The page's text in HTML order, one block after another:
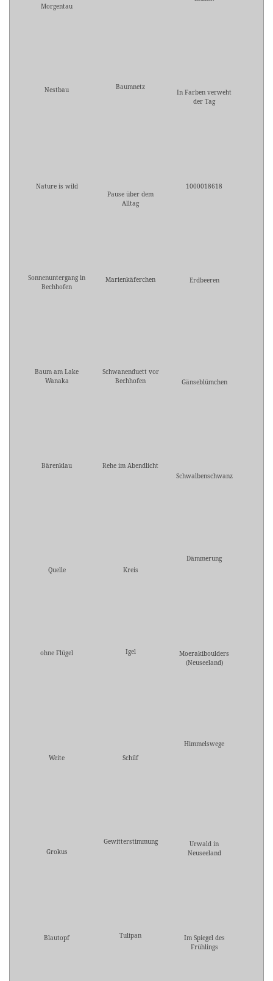
Morgentau
Nestbau Baumnetz
In Farben verweht
der Tag
Nature is wild
Pause über dem
Alltag
1000018618
Sonnenuntergang in
Bechhofen
Marienkäferchen Erdbeeren
Baum am Lake
Wanaka
Schwanenduett vor
Bechhofen
Gänseblümchen
Bärenklau
Rehe im Abendlicht
Schwalbenschwanz
Quelle Kreis
Dämmerung
ohne Flügel Igel
Moerakiboulders
(Neuseeland)
Weite Schilf
Himmelswege
Grokus
Gewitterstimmung
Urwald in
Neuseeland
Blautopf Tulipan
Im Spiegel des
Frühlings